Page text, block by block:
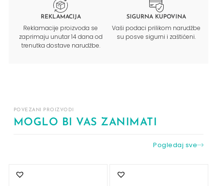
REKLAMACIJA
Reklamacije proizvoda se
zaprimaju unutar 14 dana od
trenutka dostave narudžbe.
SIGURNA KUPOVINA
Vaši podaci prilikom narudžbe
su posve sigurni i zaštićeni.
POVEZANI PROIZVODI
MOGLO BI VAS ZANIMATI
Pogledaj sve